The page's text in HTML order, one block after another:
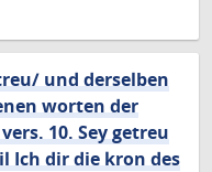
und derselben
worten der
10. Sey getreu
Ich dir die kron des